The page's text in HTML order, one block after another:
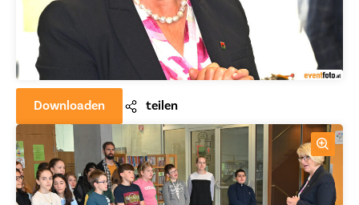
Downloaden teilen